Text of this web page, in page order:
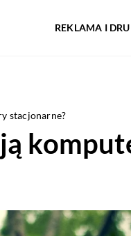
REKLAMA I
stacjonarne?